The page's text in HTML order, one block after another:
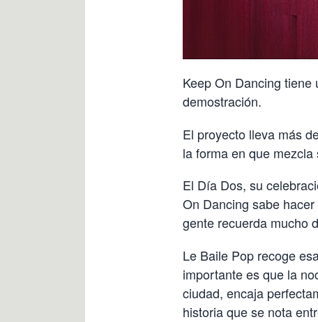
Keep On Dancing
demostración.
El proyecto lleva más
la forma en que
El Día Dos, su
On Dancing sabe
gente recuerda mucho
Le Baile Pop recoge
importante es que la
ciudad, encaja
historia que se nota